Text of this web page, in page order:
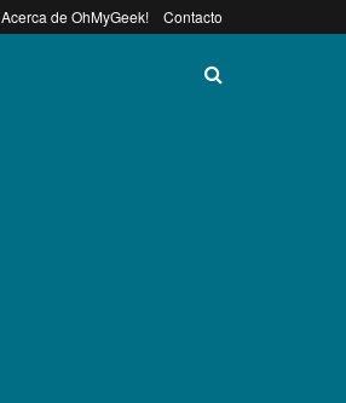
Acerca de OhMyGeek! Contacto